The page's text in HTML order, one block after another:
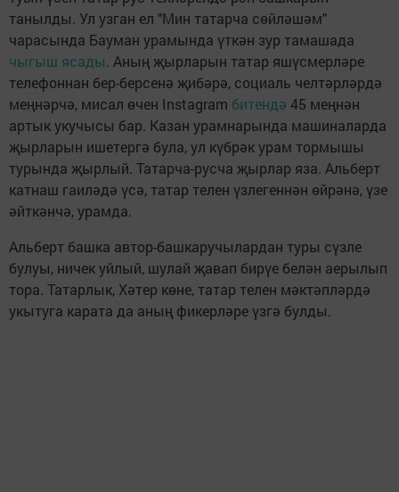
танылды. Ул узган ел "Мин татарча сөйләшәм"
чарасында Бауман урамында үткән зур тамашада
чыгыш ясады. Аның җырларын татар яшүсмерләре
телефоннан бер-берсенә җибәрә, социаль челтәрләрдә
меңнәрчә, мисал өчен Instagram битендә 45 меңнән
артык укучысы бар. Казан урамнарында машиналарда
җырларын ишетергә була, ул күбрәк урам тормышы
турында җырлый. Татарча-русча җырлар яза. Альберт
катнаш гаиләдә үсә, татар телен үзлегеннән өйрәнә, үзе
әйткәнчә, урамда.
Альберт башка автор-башкаручылардан туры сүзле
булуы, ничек уйлый, шулай җавап бирүе белән аерылып
тора. Татарлык, Хәтер көне, татар телен мәктәпләрдә
укытуга карата да аның фикерләре үзгә булды.